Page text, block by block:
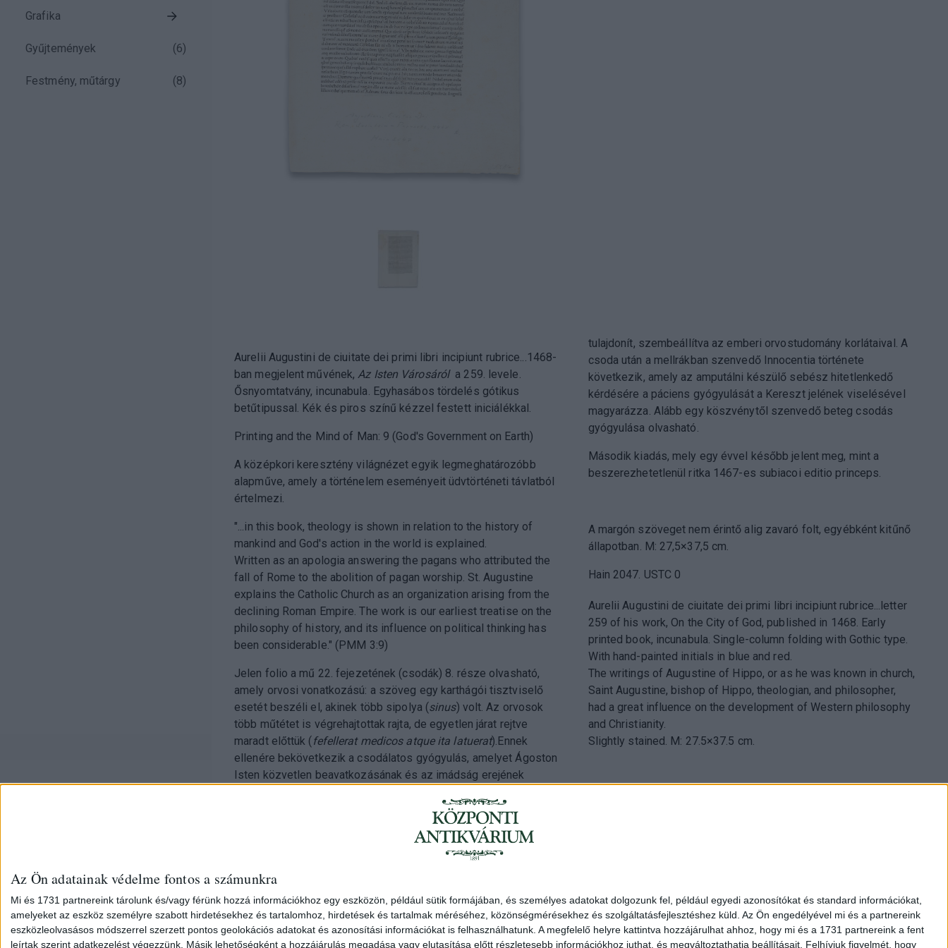
Az Ön adatainak védelme fontos a számunkra
Mi és 1731 partnereink tárolunk és/vagy férünk hozzá információkhoz egy eszközön, például sütik formájában, és személyes adatokat dolgozunk fel, például egyedi azonosítókat és standard információkat,
amelyeket az eszköz személyre szabott hirdetésekhez és tartalomhoz, hirdetések és tartalmak méréséhez, közönségmérésekhez és szolgáltatásfejlesztéshez küld. Az Ön engedélyével mi és a partnereink
eszközleolvasásos módszerrel szerzett pontos geolokációs adatokat és azonosítási információkat is felhasználhatunk. A megfelelő helyre kattintva hozzájárulhat ahhoz, hogy mi és a 1731 partnereink a fent
leírtak szerint adatkezelést végezzünk. Másik lehetőségként a hozzájárulás megadása vagy elutasítása előtt részletesebb információkhoz juthat, és megváltoztathatja beállításait. Felhívjuk figyelmét, hogy
Grafika
Gyűjtemények (6)
Festmény, műtárgy (8)
Aurelii Augustini de ciuitate dei primi libri incipiunt rubrice...1468-
ban megjelent művének,Az Isten Városáróla 259. levele.
Ősnyomtatvány, incunabula. Egyhasábos tördelés gótikus
betűtipussal. Kék és piros színű kézzel festett iniciálékkal.
Printing and the Mind of Man: 9 (God's Government on Earth)
A középkori keresztény világnézet egyik legmeghatározóbb
alapműve, amely a történelem eseményeit üdvtörténeti távlatból
értelmezi.
"...in this book, theology is shown in relation to the history of
mankind and God's action in the world is explained.
Written as an apologia answering the pagans who attributed the
fall of Rome to the abolition of pagan worship. St. Augustine
explains the Catholic Church as an organization arising from the
declining Roman Empire. The work is our earliest treatise on the
philosophy of history, and its influence on political thinking has
been considerable." (PMM 3:9)
Jelen folio a mű 22. fejezetének (csodák) 8. része olvasható,
amely orvosi vonatkozású: a szöveg egy karthágói tisztviselő
esetét beszéli el, akinek több sipolya (sinus) volt. Az orvosok
több műtétet is végrehajtottak rajta, de egyetlen járat rejtve
maradt előttük ( fefellerat medicos atque ita latuerat).Ennek
ellenére bekövetkezik a csodálatos gyógyulás, amelyet Ágoston
Isten közvetlen beavatkozásának és az imádság erejének
tulajdonít, szembeállítva az emberi orvostudomány korlátaival. A
csoda után a mellrákban szenvedő Innocentia története
következik, amely az amputálni készülő sebész hitetlenkedő
kérdésére a páciens gyógyulását a Kereszt jelének viselésével
magyarázza. Alább egy köszvénytől szenvedő beteg csodás
gyógyulása olvasható.
Második kiadás, mely egy évvel később jelent meg, mint a
beszerezhetetlenül ritka 1467-es subiacoi editio princeps.
A margón szöveget nem érintő alig zavaró folt, egyébként kitűnő
állapotban. M: 27,5×37,5 cm.
Hain 2047. USTC 0
Aurelii Augustini de ciuitate dei primi libri incipiunt rubrice...letter
259 of his work, On the City of God, published in 1468. Early
printed book, incunabula. Single-column folding with Gothic type.
With hand-painted initials in blue and red.
The writings of Augustine of Hippo, or as he was known in church,
Saint Augustine, bishop of Hippo, theologian, and philosopher,
had a great influence on the development of Western philosophy
and Christianity.
Slightly stained. M: 27.5×37.5 cm.
Nyitva
: hétköznap 10-18h, szombat 10-14h
Email: eladas@kozpontiantikvarium.hu